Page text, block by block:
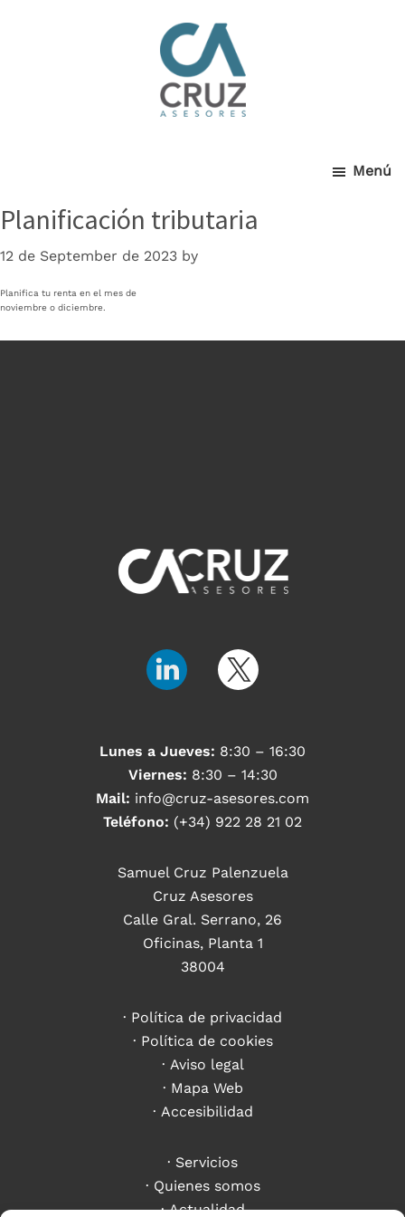
Menú
Planificación tributaria
12 de September de 2023 by
Planifica tu renta en el mes de
noviembre o diciembre.
Lunes a Jueves: 8:30 – 16:30
Viernes: 8:30 – 14:30
Mail: info@cruz-asesores.com
Teléfono: (+34) 922 28 21 02
Samuel Cruz Palenzuela
Cruz Asesores
Calle Gral. Serrano, 26
Oficinas, Planta 1
38004
Política de privacidad
Política de cookies
Aviso legal
Mapa Web
Accesibilidad
Servicios
Quienes somos
Actualidad